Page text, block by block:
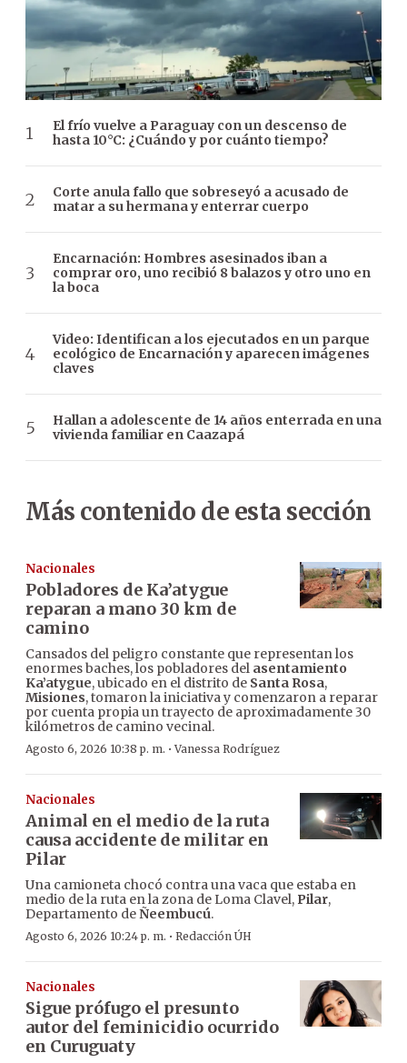
El frío vuelve a Paraguay con un descenso de
hasta 10°C: ¿Cuándo y por cuánto tiempo?
Corte anula fallo que sobreseyó a acusado de
matar a su hermana y enterrar cuerpo
Encarnación: Hombres asesinados iban a
comprar oro, uno recibió 8 balazos y otro uno en
la boca
Video: Identifican a los ejecutados en un parque
ecológico de Encarnación y aparecen imágenes
claves
Hallan a adolescente de 14 años enterrada en una
vivienda familiar en Caazapá
Más contenido de esta sección
Nacionales
Pobladores de Ka’atygue
reparan a mano 30 km de
camino
Cansados del peligro constante que representan los
enormes baches, los pobladores del asentamiento
Ka’atygue, ubicado en el distrito de Santa Rosa,
Misiones, tomaron la iniciativa y comenzaron a reparar
por cuenta propia un trayecto de aproximadamente 30
kilómetros de camino vecinal.
Agosto 6, 2026 10:38 p. m. ·Vanessa Rodríguez
Nacionales
Animal en el medio de la ruta
causa accidente de militar en
Pilar
Una camioneta chocó contra una vaca que estaba en
medio de la ruta en la zona de Loma Clavel, Pilar,
Departamento deÑeembucú.
Agosto 6, 2026 10:24 p. m. · Redacción ÚH
Nacionales
Sigue prófugo el presunto
autor del feminicidio ocurrido
en Curuguaty